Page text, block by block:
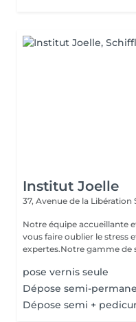
Institut Joelle
37, Avenue de la Libération
Notre équipe accueillante
vous faire oublier le stress
expertes.Notre gamme de
pose vernis seule
Dépose semi-
Dépose semi +